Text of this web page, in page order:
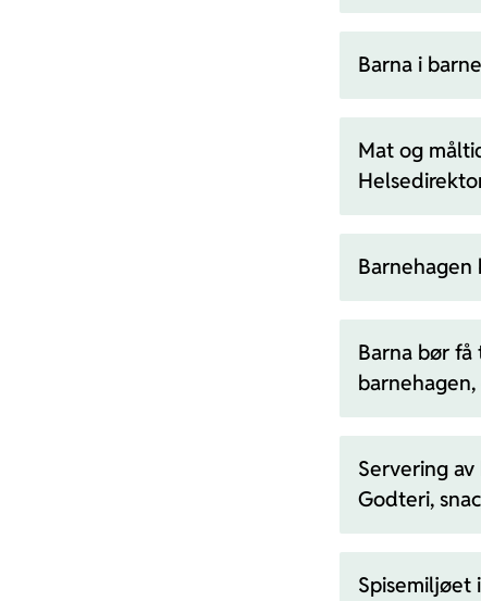
Barna i
Mat og
Barna bør
Servering
Godteri,
Spisemiljøet